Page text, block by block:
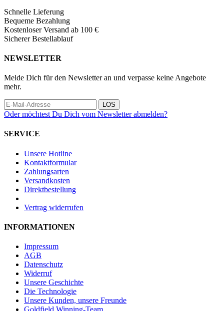
Schnelle Lieferung
Bequeme Bezahlung
Kostenloser Versand ab 100 €
Sicherer Bestellablauf
NEWSLETTER
Melde Dich für den Newsletter an und verpasse keine Angebote
mehr.
LOS
Oder möchtest Du Dich vom Newsletter abmelden?
SERVICE
Unsere Hotline
Kontaktformular
Zahlungsarten
Versandkosten
Direktbestellung
Vertrag widerrufen
INFORMATIONEN
Impressum
AGB
Datenschutz
Widerruf
Unsere Geschichte
Die Technologie
Unsere Kunden, unsere Freunde